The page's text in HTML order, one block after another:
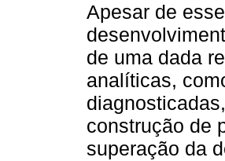
Apesar de
de uma dada
analíticas,
construção de
superação da